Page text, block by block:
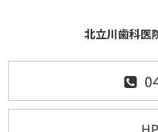
北立川歯科医